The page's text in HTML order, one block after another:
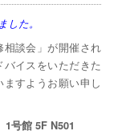
た。
談会」が開催され
イスをいただきた
すようお願い申し
号館 5F N501